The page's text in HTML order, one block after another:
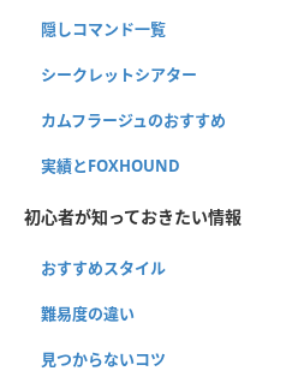
隠しコマンド一覧
シークレットシアター
カムフラージュのおすすめ
実績とFOXHOUND
初心者が知っておきたい情報
おすすめスタイル
難易度の違い
見つからないコツ